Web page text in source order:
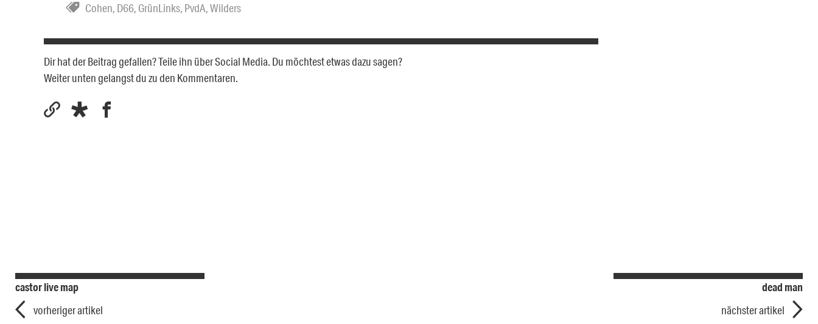
Cohen, D66, GrünLinks, PvdA,Wilders
Dir hat der Beitrag gefallen? Teile ihn über Social Media. Du möchtest etwas dazu sagen?
Weiter unten gelangst du zu den Kommentaren.
castor live map
vorheriger artikel
dead man
nächster artikel